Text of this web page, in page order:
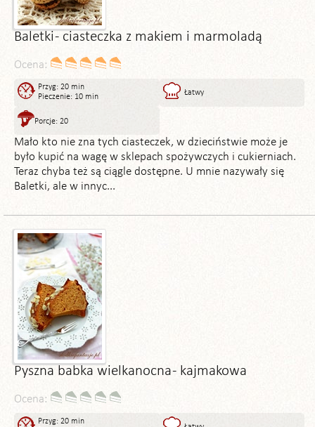
Baletki - ciasteczka z makiem i marmoladą
Ocena:
Przyg: 20 min
Pieczenie: 10 min
Łatwy
Porcje: 20
Mało kto nie zna tych ciasteczek, w dzieciństwie może je
było kupić na wagę w sklepach spożywczych i cukierniach.
Teraz chyba też są ciągle dostępne. U mnie nazywały się
Baletki, ale w innyc...
Pyszna babka wielkanocna - kajmakowa
Ocena:
Przyg: 20 min